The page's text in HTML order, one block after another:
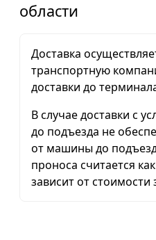
области
Доставка
транспортную
доставки до
В случае доставки с
до подъезда не
от машины до
проноса считается
зависит от стоимости